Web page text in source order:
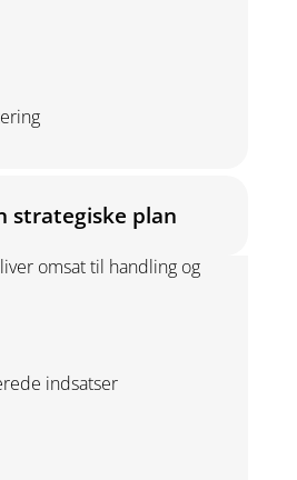
strategiske plan
omsat til handling og
indsatser